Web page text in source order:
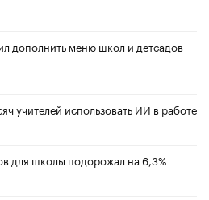
дополнить меню школ и детсадов
учителей использовать ИИ в работе
для школы подорожал на 6,3%